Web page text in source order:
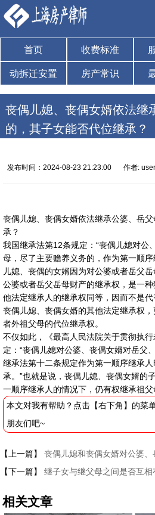
首页 收费标准
动拆迁安置 房产常识
丧偶儿媳、丧偶女婿依法继
的，其子女能否代位继承？
发布时间：2024-08-23 21:23:00 作者:
丧偶儿媳、丧偶女婿依法继承公婆、岳
承？
我国继承法第12条规定：“丧偶儿媳对公
母，尽了主要赡养义务的，作为第一顺
儿媳、丧偶的女婿因为对公婆或者岳父
公婆或者岳父岳母财产的继承权，是一
他法定继承人的继承权同等，因而不是
丧偶儿媳、丧偶女婿的其他法定继承权
者外祖父母的代位继承权。
不仅如此，《最高人民法院关于贯彻执
定：“丧偶儿媳对公婆、丧偶女婿对岳父
继承法第十二条规定作为第一顺序继承
承。”也就是说，丧偶儿媳、丧偶女婿的
一顺序继承人的情况下，仍有权继承祖父
本文对我有帮助？点击【右下角】的菜
朋友们吧~
【上一篇】
丧偶儿媳和丧偶女婿对公婆、岳父母遗产
【下一篇】
继子女与继父母之间是否互相
相关文章